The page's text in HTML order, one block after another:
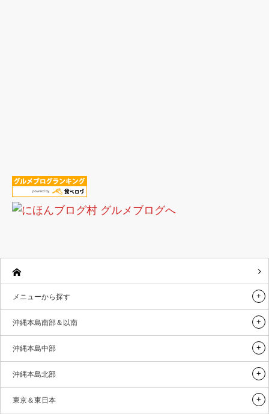
メニューから探す
沖縄本島南部＆以南
沖縄本島中部
沖縄本島北部
東京＆東日本